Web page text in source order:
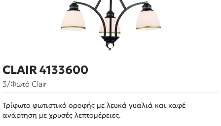
CLAIR 4133600
3/Φωτό Clair
Τρίφωτο φωτιστικό οροφής με λευκά γυαλιά και καφέ
ανάρτηση με χρυσές λεπτομέρειες.